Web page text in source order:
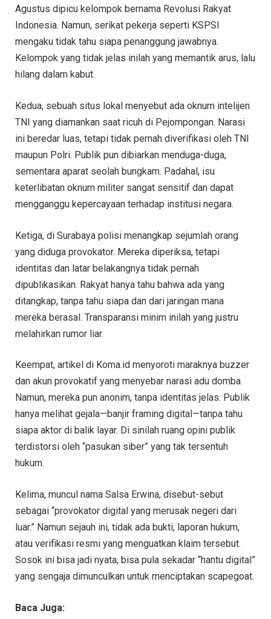
Agustus dipicu kelompok bernama Revolusi Rakyat
Indonesia. Namun, serikat pekerja seperti KSPSI
mengaku tidak tahu siapa penanggung jawabnya.
Kelompok yang tidak jelas inilah yang memantik arus, lalu
hilang dalam kabut.
Kedua, sebuah situs lokal menyebut ada oknum intelijen
TNI yang diamankan saat ricuh di Pejompongan. Narasi
ini beredar luas, tetapi tidak pernah diverifikasi oleh TNI
maupun Polri. Publik pun dibiarkan menduga-duga,
sementara aparat seolah bungkam. Padahal, isu
keterlibatan oknum militer sangat sensitif dan dapat
mengganggu kepercayaan terhadap institusi negara.
Ketiga, di Surabaya polisi menangkap sejumlah orang
yang diduga provokator. Mereka diperiksa, tetapi
identitas dan latar belakangnya tidak pernah
dipublikasikan. Rakyat hanya tahu bahwa ada yang
ditangkap, tanpa tahu siapa dan dari jaringan mana
mereka berasal. Transparansi minim inilah yang justru
melahirkan rumor liar.
Keempat, artikel di Koma.id menyoroti maraknya buzzer
dan akun provokatif yang menyebar narasi adu domba.
Namun, mereka pun anonim, tanpa identitas jelas. Publik
hanya melihat gejala—banjir framing digital—tanpa tahu
siapa aktor di balik layar. Di sinilah ruang opini publik
terdistorsi oleh “pasukan siber” yang tak tersentuh
hukum.
Kelima, muncul nama Salsa Erwina, disebut-sebut
sebagai “provokator digital yang merusak negeri dari
luar.” Namun sejauh ini, tidak ada bukti, laporan hukum,
atau verifikasi resmi yang menguatkan klaim tersebut.
Sosok ini bisa jadi nyata, bisa pula sekadar “hantu digital”
yang sengaja dimunculkan untuk menciptakan scapegoat.
Baca Juga: